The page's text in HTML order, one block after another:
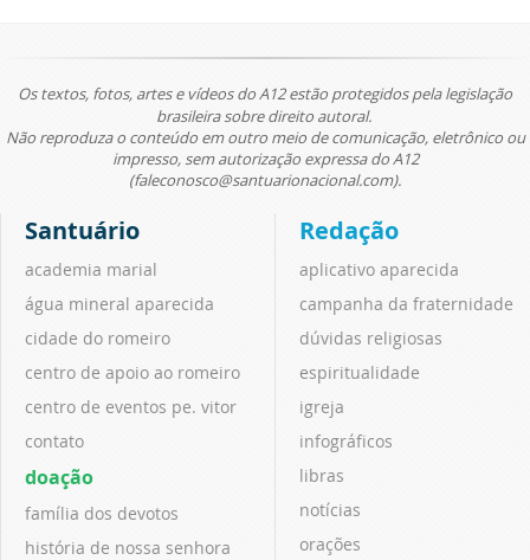
Os textos, fotos, artes e vídeos do A12 estão protegidos pela legislação
brasileira sobre direito autoral.
Não reproduza o conteúdo em outro meio de comunicação, eletrônico ou
impresso, sem autorização expressa do A12
(faleconosco@santuarionacional.com).
Santuário
academia marial
água mineral aparecida
cidade do romeiro
centro de apoio ao romeiro
centro de eventos pe. vitor
contato
doação
família dos devotos
história de nossa senhora
Redação
aplicativo aparecida
campanha da fraternidade
dúvidas religiosas
espiritualidade
igreja
infográficos
libras
notícias
orações